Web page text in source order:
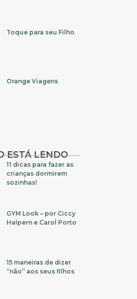
Toque para seu Filho
Orange Viagens
ESTÁ LENDO
11 dicas para fazer as
crianças dormirem
sozinhas!
GYM Look – por Ciccy
Halpern e Carol Porto
15 maneiras de dizer
“não” aos seus filhos